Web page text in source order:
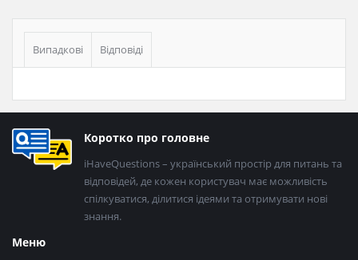
Бічна
панель
Випадкові Відповіді
Нижній
колонтитул
Коротко про головне
iHaveQuestions – український простір для питань та
відповідей, де кожен користувач має можливість
спілкуватися, ділитися ідеями та отримувати нові
знання.
Меню